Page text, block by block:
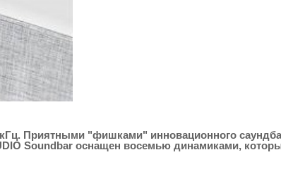
Приятными "фишками" инновационного
Soundbar оснащен восемью динамиками,